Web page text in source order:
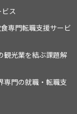
ビス
専門転職支援サービ
観光業を結ぶ課題解
専門の就職・転職支